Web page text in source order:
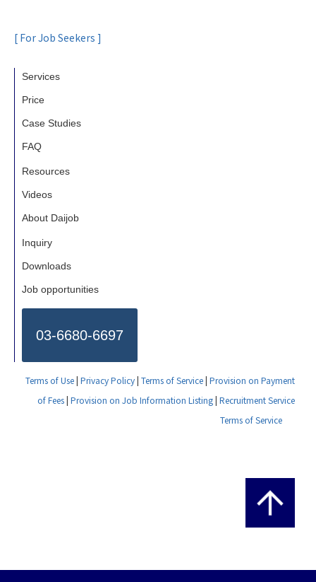
[ For Job Seekers ]
Services
Price
Case Studies
FAQ
Resources
Videos
About Daijob
Inquiry
Downloads
Job opportunities
03-6680-6697
Terms of Use| Privacy Policy| Terms of Service| Provision on Payment
of Fees| Provision on Job Information Listing| Recruitment Service
Terms of Service